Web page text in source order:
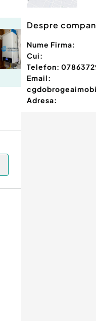
Despre
Nume Firma:
Cui:
Telefon:
Email:
Adresa: